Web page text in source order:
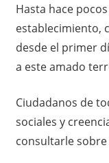
Hasta hace
establecimiento,
desde el primer
a este amado
Ciudadanos de
sociales y
consultarle